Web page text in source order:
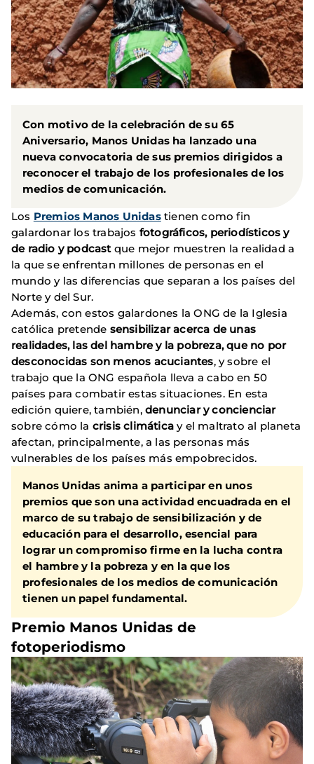
Con motivo de la celebración de su 65
Aniversario, Manos Unidas ha lanzado una
nuevaconvocatoria de sus premios dirigidos a
reconocer el trabajo de los profesionales de los
medios de comunicación.
Los Premios Manos Unidastienen como fin
galardonar los trabajos fotográficos, periodísticos y
de radio y podcast que mejor muestren la realidad a
la que se enfrentan millones de personas en el
mundo y las diferencias que separan a los países del
Norte y del Sur.
Además, con estos galardones la ONG de la Iglesia
católica pretende sensibilizar acerca de unas
realidades, las del hambre y la pobreza, que no por
desconocidas son menos acuciantes, y sobre el
trabajo que la ONG española lleva a cabo en 50
países para combatir estas situaciones. En esta
edición quiere, también, denunciar y concienciar
sobre cómo la crisis climática y el maltrato al planeta
afectan, principalmente, a las personas más
vulnerables de los países más empobrecidos.
Manos Unidas anima a participar en unos
premios que son una actividad encuadrada en el
marco de su trabajo de sensibilización y de
educación para el desarrollo, esencial para
lograr un compromiso firme en la lucha contra
el hambre y la pobreza y en la que los
profesionales de los medios de comunicación
tienen un papel fundamental.
Premio Manos Unidas de
fotoperiodismo